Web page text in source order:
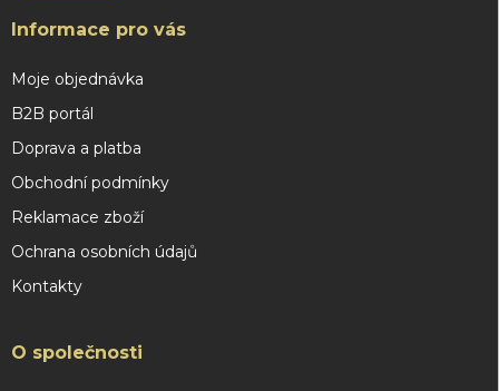
Informace pro vás
Moje objednávka
B2B portál
Doprava a platba
Obchodní podmínky
Reklamace zboží
Ochrana osobních údajů
Kontakty
O společnosti